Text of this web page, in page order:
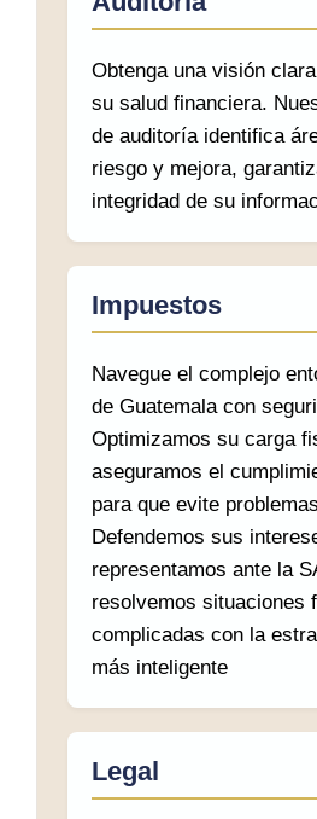
Obtenga una visión
su salud financiera.
de auditoría identifica
riesgo y mejora,
integridad de su
Impuestos
Navegue el complejo
de Guatemala con
Optimizamos su carga
aseguramos el
para que evite
Defendemos sus
representamos ante la
resolvemos situaciones
complicadas con la
más inteligente
Legal